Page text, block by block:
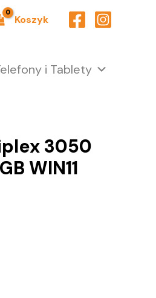
Koszyk
i Tablety
3050
WIN11